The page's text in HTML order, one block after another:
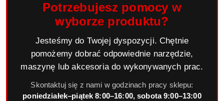
Potrzebujesz pomocy w
wyborze produktu?
Jesteśmy do Twojej dyspozycji. Chętnie
pomożemy dobrać odpowiednie narzędzie,
maszynę lub akcesoria do wykonywanych prac.
Skontaktuj się z nami w godzinach pracy sklepu:
poniedziałek–piątek 8:00–16:00, sobota 9:00–13:00